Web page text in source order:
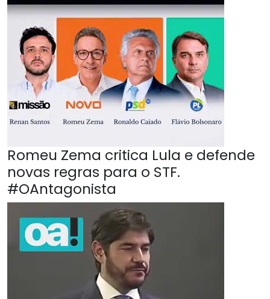
Romeu Zema critica Lula e defende
novas regras para o STF.
#OAntagonista